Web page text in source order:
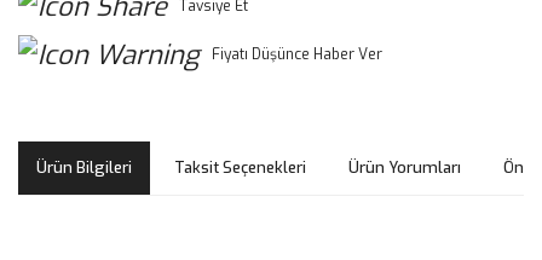
Tavsiye Et
Fiyatı Düşünce Haber Ver
Ürün Bilgileri Taksit Seçenekleri Ürün Yorumları